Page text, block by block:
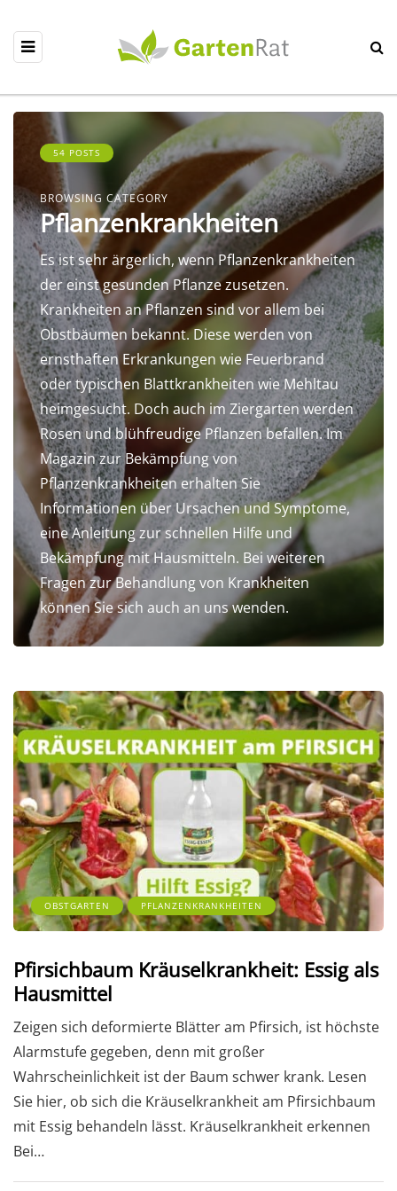
54 POSTS
BROWSING CATEGORY
Pflanzenkrankheiten
Es ist sehr ärgerlich, wenn Pflanzenkrankheiten
der einst gesunden Pflanze zusetzen.
Krankheiten an Pflanzen sind vor allem bei
Obstbäumen bekannt. Diese werden von
ernsthaften Erkrankungen wie Feuerbrand
oder typischen Blattkrankheiten wie Mehltau
heimgesucht. Doch auch im Ziergarten werden
Rosen und blühfreudige Pflanzen befallen. Im
Magazin zur Bekämpfung von
Pflanzenkrankheiten erhalten Sie
Informationen über Ursachen und Symptome,
eine Anleitung zur schnellen Hilfe und
Bekämpfung mit Hausmitteln. Bei weiteren
Fragen zur Behandlung von Krankheiten
können Sie sich auch an uns wenden.
OBSTGARTEN PFLANZENKRANKHEITEN
Pfirsichbaum Kräuselkrankheit: Essig als
Hausmittel
Zeigen sich deformierte Blätter am Pfirsich, ist höchste
Alarmstufe gegeben, denn mit großer
Wahrscheinlichkeit ist der Baum schwer krank. Lesen
Sie hier, ob sich die Kräuselkrankheit am Pfirsichbaum
mit Essig behandeln lässt. Kräuselkrankheit erkennen
Bei…